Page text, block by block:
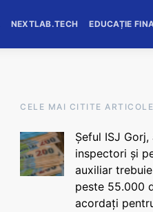
NEXTLAB.TECH EDUCAȚIE
CELE MAI CITITE ARTICOLE
Șeful ISJ Gorj,
inspectori și
auxiliar
peste 55.000
acordați